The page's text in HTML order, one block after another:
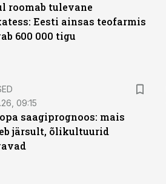
roomab tulevane
Eesti ainsas teofarmis
600 000 tigu
09:15
saagiprognoos: mais
järsult, õlikultuurid